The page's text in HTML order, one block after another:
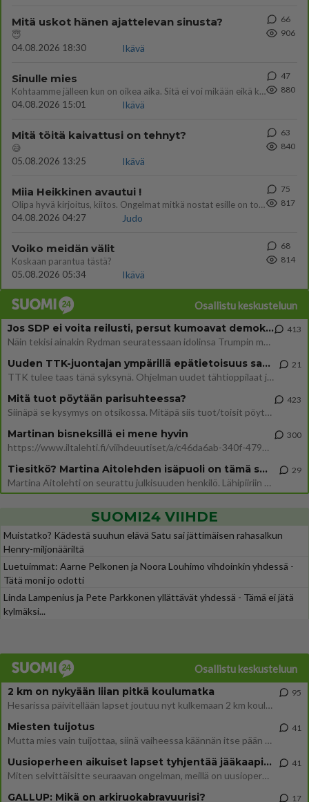
Mitä uskot hänen ajattelevan sinusta?
😇
04.08.2026 18:30
Ikävä
66
906
Sinulle mies
Kohtaamme jälleen kun on oikea aika. Sitä ei voi mikään eikä kukaan estää <3 <3
04.08.2026 15:01
Ikävä
47
880
Mitä töitä kaivattusi on tehnyt?
😅
05.08.2026 13:25
Ikävä
63
840
Miia Heikkinen avautui !
Olipa hyvä kirjoitus, kiitos. Ongelmat mitkä nostat esille on todellisia ja tämä ylimielisyys totta ja se näkyy kaikessa
04.08.2026 04:27
Judo
75
817
Voiko meidän välit
Koskaan parantua tästä?
05.08.2026 05:34
Ikävä
68
814
Osallistu keskusteluun
Jos SDP ei voita reilusti, persut kumoavat demokratian Suomesta
Näin tekisi ainakin Rydman seuratessaan idolinsa Trumpin mallia https://www.is.fi/politiikka/art-2000012187244.html
413
Uuden TTK-juontajan ympärillä epätietoisuus sakenee - Nyt MTV hämmentää soppaa
TTK tulee taas tänä syksynä. Ohjelman uudet tähtioppilaat julkistetaan torstaina 6. elokuuta klo 14 alkavassa lehdistö
21
Mitä tuot pöytään parisuhteessa?
Siinäpä se kysymys on otsikossa. Mitäpä siis tuot/toisit pöytään parisuhteessa? Oletko mies vai nainen? Koetko sen mitä
423
Martinan bisneksillä ei mene hyvin
https://www.iltalehti.fi/viihdeuutiset/a/c46da6ab-340f-4790-aaa7-0865eed2336 Yrityksen konkurssihakemus on tullut kärä
300
Tiesitkö? Martina Aitolehden isäpuoli on tämä suosittu laulaja
Martina Aitolehti on seurattu julkisuuden henkilö. Lähipiiriin mahtuu muitakin tunnettuja henkilöitä. Tiesitkö, että Ma
29
SUOMI24 VIIHDE
Muistatko? Kädestä suuhun elävä Satu sai jättimäisen rahasalkun
Henry-miljonääriltä
Luetuimmat: Aarne Pelkonen ja Noora Louhimo vihdoinkin yhdessä -
Tätä moni jo odotti
Linda Lampenius ja Pete Parkkonen yllättävät yhdessä - Tämä ei jätä
kylmäksi...
Osallistu keskusteluun
2 km on nykyään liian pitkä koulumatka
Hesarissa päivitellään lapset joutuu nyt kulkemaan 2 km kouluun jösses. Ruostefillarilla tuo matka menee vaikka miten äk
95
Miesten tuijotus
Mutta mies vain tuijottaa, siinä vaiheessa käännän itse pään pois. Mikä juttu? Yleensä jos joku tuijottaa tai katsoo, hä
41
Uusioperheen aikuiset lapset tyhjentää jääkaapin käydessään
Miten selvittäisitte seuraavan ongelman, meillä on uusioperhe, minulla teini-ikäiset lapset ja puolisolla aikuiset, jotk
41
GALLUP: Mikä on arkiruokabravuurisi? 17